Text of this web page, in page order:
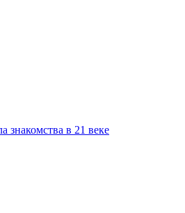
знакомства в 21 веке